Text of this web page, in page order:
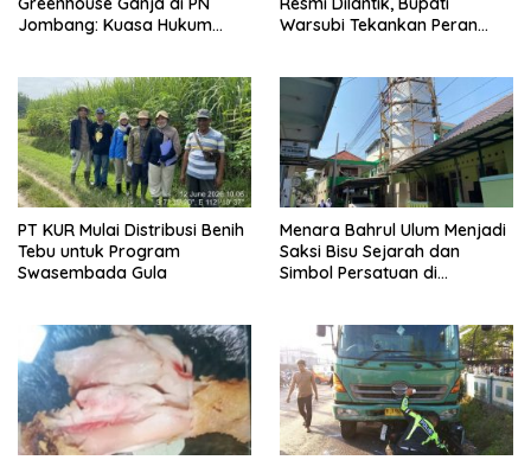
Jombang: Kuasa Hukum
Warsubi Tekankan Peran
PT KUR Mulai Distribusi Benih
Tebu untuk Program
Swasembada Gula
Menara Bahrul Ulum Menjadi
Saksi Bisu Sejarah dan
Simbol Persatuan di